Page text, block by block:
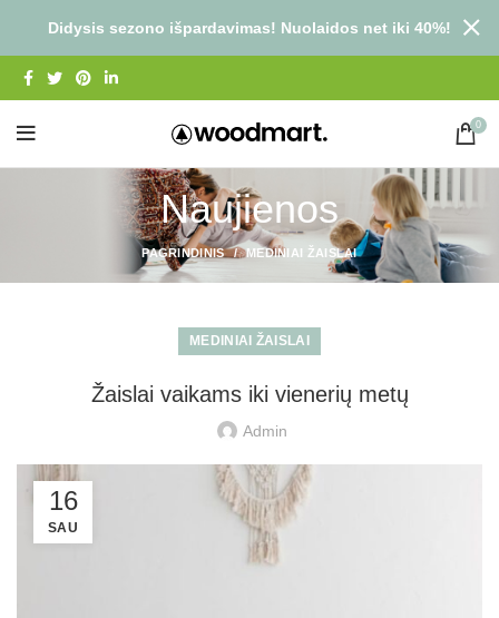
0
Naujienos
PAGRINDINIS MEDINIAI ŽAISLAI
MEDINIAI ŽAISLAI
Žaislai vaikams iki vienerių metų
Admin
16
SAU
Didysis sezono išpardavimas! Nuolaidos net iki 40%!